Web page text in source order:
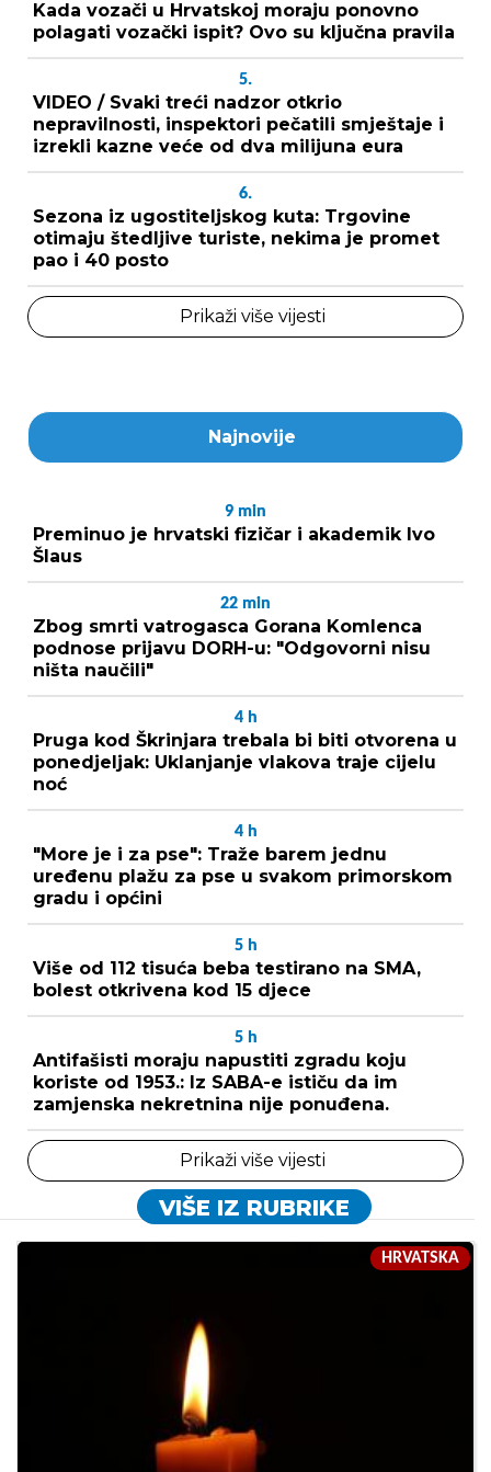
Kada vozači u Hrvatskoj moraju ponovno
polagati vozački ispit? Ovo su ključna pravila
5.
VIDEO / Svaki treći nadzor otkrio
nepravilnosti, inspektori pečatili smještaje i
izrekli kazne veće od dva milijuna eura
6.
Sezona iz ugostiteljskog kuta: Trgovine
otimaju štedljive turiste, nekima je promet
pao i 40 posto
Prikaži više vijesti
Najnovije
9 min
Preminuo je hrvatski fizičar i akademik Ivo
Šlaus
22 min
Zbog smrti vatrogasca Gorana Komlenca
podnose prijavu DORH-u: "Odgovorni nisu
ništa naučili"
4 h
Pruga kod Škrinjara trebala bi biti otvorena u
ponedjeljak: Uklanjanje vlakova traje cijelu
noć
4 h
"More je i za pse": Traže barem jednu
uređenu plažu za pse u svakom primorskom
gradu i općini
5 h
Više od 112 tisuća beba testirano na SMA,
bolest otkrivena kod 15 djece
5 h
Antifašisti moraju napustiti zgradu koju
koriste od 1953.: Iz SABA-e ističu da im
zamjenska nekretnina nije ponuđena.
Prikaži više vijesti
VIŠE IZ RUBRIKE
HRVATSKA